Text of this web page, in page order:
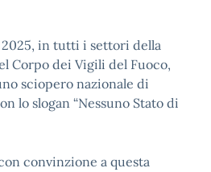
in tutti i settori della
Corpo dei Vigili del Fuoco,
sciopero nazionale di
lo slogan “Nessuno Stato di
convinzione a questa